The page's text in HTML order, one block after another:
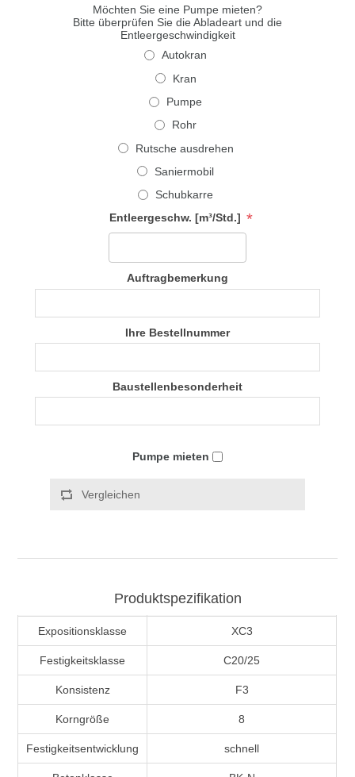
Möchten Sie eine Pumpe mieten?
Bitte überprüfen Sie die Abladeart und die
Entleergeschwindigkeit
Autokran
Kran
Pumpe
Rohr
Rutsche ausdrehen
Saniermobil
Schubkarre
Entleergeschw. [m³/Std.] *
Auftragbemerkung
Ihre Bestellnummer
Baustellenbesonderheit
Pumpe mieten
Vergleichen
Produktspezifikation
Expositionsklasse XC3
Festigkeitsklasse C20/25
Konsistenz F3
Korngröße 8
Festigkeitsentwicklung schnell